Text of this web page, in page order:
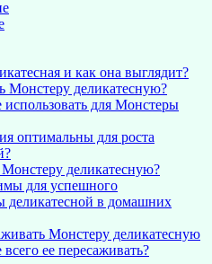
и как она выглядит?
Монстеру деликатесную?
для Монстеры
оптимальны для роста
деликатесную?
для успешного
в домашних
Монстеру деликатесную
ее пересаживать?